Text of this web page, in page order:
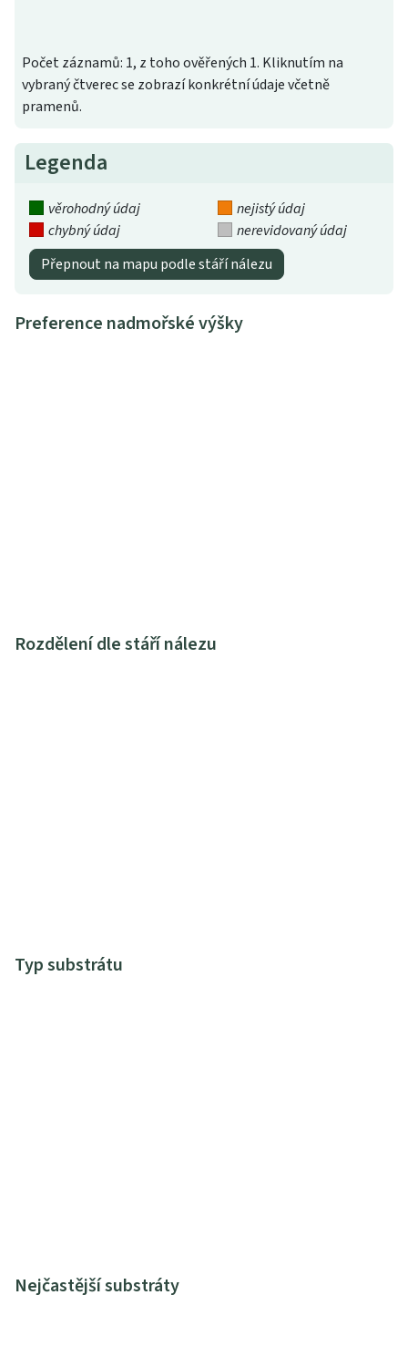
Počet záznamů: 1, z toho ověřených 1. Kliknutím na
vybraný čtverec se zobrazí konkrétní údaje včetně
pramenů.
Legenda
věrohodný údaj
nejistý údaj
chybný údaj
nerevidovaný údaj
Přepnout na mapu podle stáří nálezu
Preference nadmořské výšky
Rozdělení dle stáří nálezu
Typ substrátu
Nejčastější substráty